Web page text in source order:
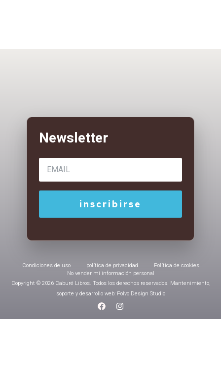
Condiciones de uso política de privacidad
Política de cookies
No vender mi información personal
Copyright © 2026 Caburé Libros. Todos los derechos reservados. Mantenimiento,
soporte y desarrollo web: Polvo Design Studio